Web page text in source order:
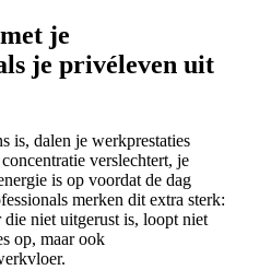
je
je privéleven uit
is, dalen je werkprestaties
verslechtert, je
is op voordat de dag
merken dit extra sterk:
niet uitgerust is, loopt niet
op, maar ook